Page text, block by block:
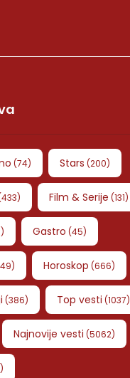
(74) Stars (200)
433) Film & Serije (131)
) Gastro (45)
) Horoskop (666)
(386) Top vesti (1037)
Najnovije vesti (5062)
)